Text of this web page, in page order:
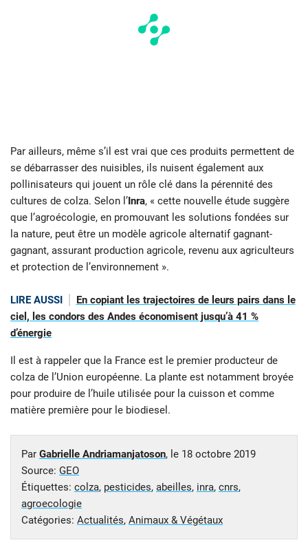
Par ailleurs, même s’il est vrai que ces produits permettent de
se débarrasser des nuisibles, ils nuisent également aux
pollinisateurs qui jouent un rôle clé dans la pérennité des
cultures de colza. Selon l’Inra, « cette nouvelle étude suggère
que l’agroécologie, en promouvant les solutions fondées sur
la nature, peut être un modèle agricole alternatif gagnant-
gagnant, assurant production agricole, revenu aux agriculteurs
et protection de l’environnement ».
LIRE AUSSI
En copiant les trajectoires de leurs pairs dans le
ciel, les condors des Andes économisent jusqu’à 41 %
d’énergie
Il est à rappeler que la France est le premier producteur de
colza de l’Union européenne. La plante est notamment broyée
pour produire de l’huile utilisée pour la cuisson et comme
matière première pour le biodiesel.
Par Gabrielle Andriamanjatoson, le 18 octobre 2019
Source: GEO
Étiquettes: colza, pesticides, abeilles, inra, cnrs,
agroecologie
Catégories: Actualités, Animaux & Végétaux